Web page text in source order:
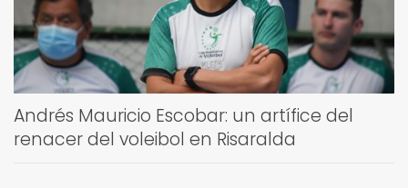
Andrés Mauricio Escobar: un artífice del
renacer del voleibol en Risaralda